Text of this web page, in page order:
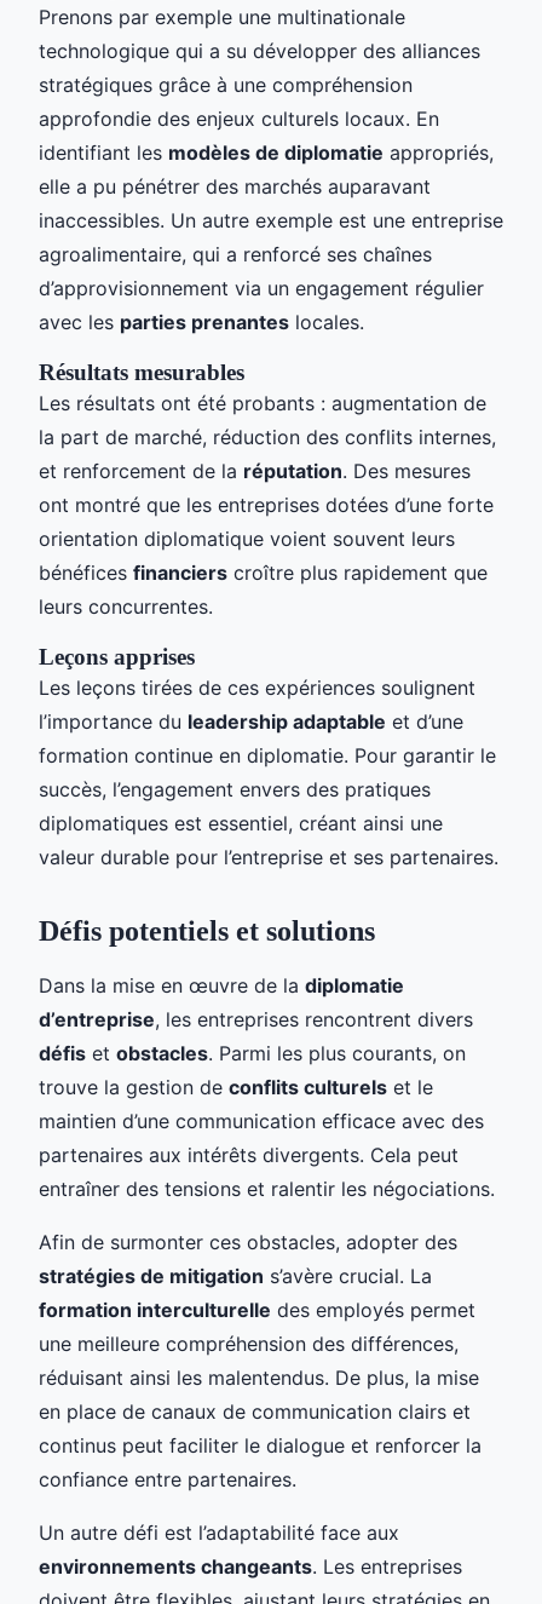
Prenons par exemple une multinationale
technologique qui a su développer des alliances
stratégiques grâce à une compréhension
approfondie des enjeux culturels locaux. En
identifiant les modèles de diplomatie appropriés,
elle a pu pénétrer des marchés auparavant
inaccessibles. Un autre exemple est une entreprise
agroalimentaire, qui a renforcé ses chaînes
d’approvisionnement via un engagement régulier
avec les parties prenantes locales.
Résultats mesurables
Les résultats ont été probants : augmentation de
la part de marché, réduction des conflits internes,
et renforcement de la réputation. Des mesures
ont montré que les entreprises dotées d’une forte
orientation diplomatique voient souvent leurs
bénéfices financiers croître plus rapidement que
leurs concurrentes.
Leçons apprises
Les leçons tirées de ces expériences soulignent
l’importance du leadership adaptable et d’une
formation continue en diplomatie. Pour garantir le
succès, l’engagement envers des pratiques
diplomatiques est essentiel, créant ainsi une
valeur durable pour l’entreprise et ses partenaires.
Défis potentiels et solutions
Dans la mise en œuvre de la diplomatie
d’entreprise, les entreprises rencontrent divers
défis et obstacles. Parmi les plus courants, on
trouve la gestion de conflits culturels et le
maintien d’une communication efficace avec des
partenaires aux intérêts divergents. Cela peut
entraîner des tensions et ralentir les négociations.
Afin de surmonter ces obstacles, adopter des
stratégies de mitigation s’avère crucial. La
formation interculturelle des employés permet
une meilleure compréhension des différences,
réduisant ainsi les malentendus. De plus, la mise
en place de canaux de communication clairs et
continus peut faciliter le dialogue et renforcer la
confiance entre partenaires.
Un autre défi est l’adaptabilité face aux
environnements changeants. Les entreprises